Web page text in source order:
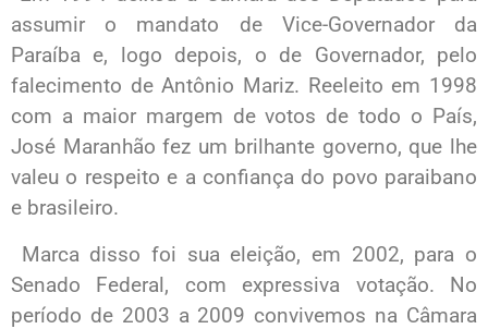
assumir o mandato de Vice-Governador da
Paraíba e, logo depois, o de Governador, pelo
falecimento de Antônio Mariz. Reeleito em 1998
com a maior margem de votos de todo o País,
José Maranhão fez um brilhante governo, que lhe
valeu o respeito e a confiança do povo paraibano
e brasileiro.
Marca disso foi sua eleição, em 2002, para o
Senado Federal, com expressiva votação. No
período de 2003 a 2009 convivemos na Câmara